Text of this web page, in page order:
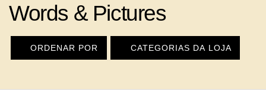
Words & Pictures
ORDENAR POR CATEGORIAS DA LOJA